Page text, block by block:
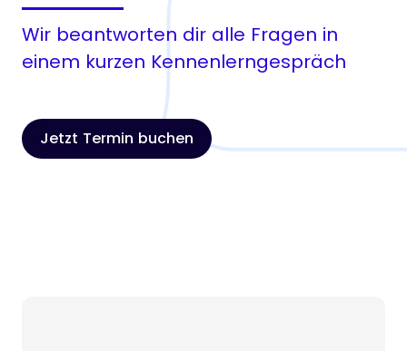
Wir beantworten dir alle Fragen in
einem kurzen Kennenlerngespräch
Jetzt Termin buchen